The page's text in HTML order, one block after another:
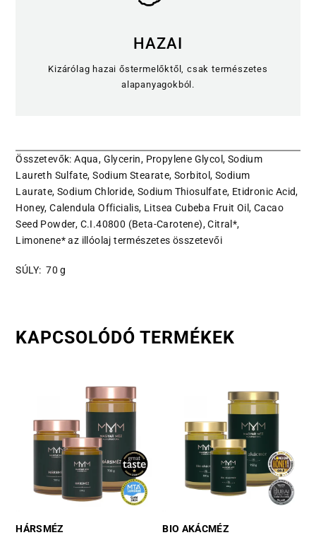
HAZAI
Kizárólag hazai őstermelőktől, csak természetes
alapanyagokból.
Összetevők: Aqua, Glycerin, Propylene Glycol, Sodium
Laureth Sulfate, Sodium Stearate, Sorbitol, Sodium
Laurate, Sodium Chloride, Sodium Thiosulfate, Etidronic Acid,
Honey, Calendula Officialis, Litsea Cubeba Fruit Oil, Cacao
Seed Powder, C.I.40800 (Beta-Carotene), Citral*,
Limonene* az illóolaj természetes összetevői
SÚLY: 70 g
KAPCSOLÓDÓ TERMÉKEK
HÁRSMÉZ
BIO AKÁCMÉZ